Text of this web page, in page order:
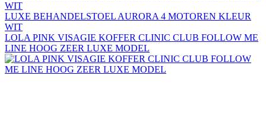
LUXE BEHANDELSTOEL AURORA 4 MOTOREN KLEUR
WIT
LOLA PINK VISAGIE KOFFER CLINIC CLUB FOLLOW ME
LINE HOOG ZEER LUXE MODEL